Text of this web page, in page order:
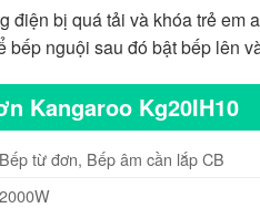
điện bị quá tải và khóa trẻ em
nguội sau đó bật bếp lên
Kangaroo Kg20IH10
Bếp từ đơn, Bếp âm cần lắp CB
2000W